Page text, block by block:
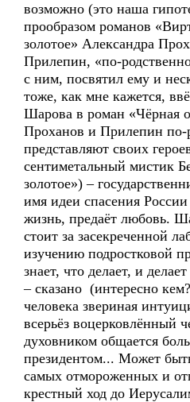
возможно (это наша
прообразом романов
золотое» Александра
Прилепин, «по-
с ним, посвятил ему и
тоже, как мне кажется,
Шарова в роман «Чёрная
Проханов и Прилепин по-
представляют своих
сентиметальный мистик
золотое») –
имя идеи спасения
жизнь, предаёт любовь.
стоит за засекреченной
изучению подростковой
знает, что делает, и
– сказано (интересно
человека звериная
всерьёз воцерковлённый
духовником общается
президентом... Может
самых отмороженных и
крестный ход до